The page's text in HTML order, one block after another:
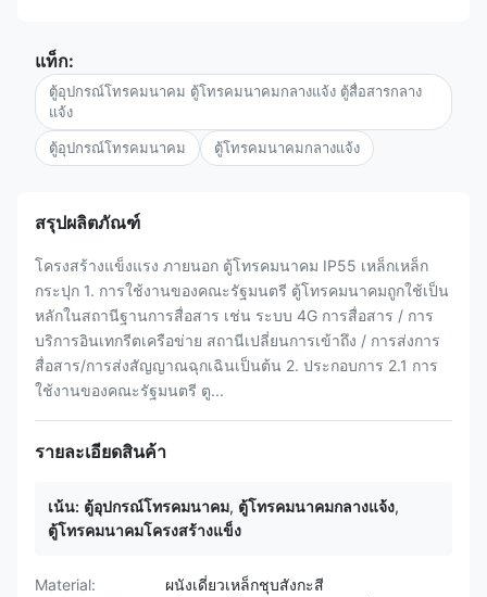
แท็ก:
ตู้อุปกรณ์โทรคมนาคม ตู้โทรคมนาคมกลางแจ้ง ตู้สื่อสารกลาง
แจ้ง
ตู้อุปกรณ์โทรคมนาคม ตู้โทรคมนาคมกลางแจ้ง
สรุปผลิตภัณฑ์
โครงสร้างแข็งแรง ภายนอก ตู้โทรคมนาคม IP55 เหล็กเหล็ก
กระปุก 1. การใช้งานของคณะรัฐมนตรี ตู้โทรคมนาคมถูกใช้เป็น
หลักในสถานีฐานการสื่อสาร เช่น ระบบ 4G การสื่อสาร / การ
บริการอินเทกรีตเครือข่าย สถานีเปลี่ยนการเข้าถึง / การส่งการ
สื่อสาร/การส่งสัญญาณฉุกเฉินเป็นต้น 2. ประกอบการ 2.1 การ
ใช้งานของคณะรัฐมนตรี ตู...
รายละเอียดสินค้า
เน้น: ตู้อุปกรณ์โทรคมนาคม, ตู้โทรคมนาคมกลางแจ้ง,
ตู้โทรคมนาคมโครงสร้างแข็ง
Material:
ผนังเดี่ยวเหล็กชุบสังกะสี